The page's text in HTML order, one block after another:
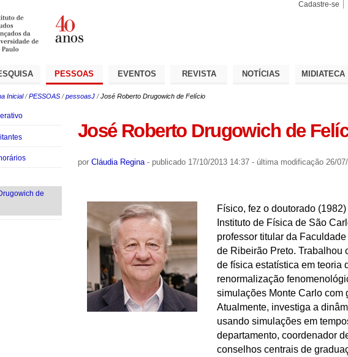
Cadastre-se
PESSOAS EVENTOS REVISTA NOTÍCIAS MIDIATECA
Inicial /PESSOAS /pessoasJ /José Roberto Drugowich de Felício
José Roberto Drugowich de
por Cláudia Regina - publicado17/10/2013 14:37 - última modificação26/07/
Físico, fez o doutorado
Instituto de Física de São
professor titular da
de Ribeirão Preto. Trabalhou
de física estatística em teoria
renormalização
simulações Monte Carlo com
Atualmente, investiga a
usando simulações em
departamento, coordenador
conselhos centrais de
de